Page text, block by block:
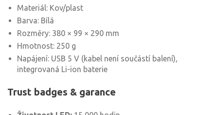
Materiál: Kov/plast
Barva: Bílá
Rozměry: 380 × 99 × 290 mm
Hmotnost: 250 g
Napájení: USB 5 V (kabel není součástí balení),
integrovaná Li-ion baterie
Trust badges & garance